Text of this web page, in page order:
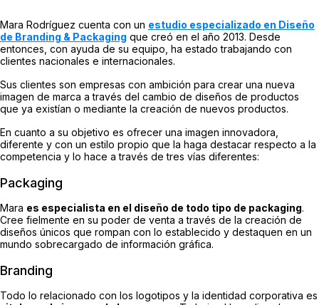
Mara Rodríguez cuenta con un estudio especializado en Diseño
de Branding & Packaging que creó en el año 2013. Desde
entonces, con ayuda de su equipo, ha estado trabajando con
clientes nacionales e internacionales.
Sus clientes son empresas con ambición para crear una nueva
imagen de marca a través del cambio de diseños de productos
que ya existían o mediante la creación de nuevos productos.
En cuanto a su objetivo es ofrecer una imagen innovadora,
diferente y con un estilo propio que la haga destacar respecto a la
competencia y lo hace a través de tres vías diferentes:
Packaging
Mara es especialista en el diseño de todo tipo de packaging.
Cree fielmente en su poder de venta a través de la creación de
diseños únicos que rompan con lo establecido y destaquen en un
mundo sobrecargado de información gráfica.
Branding
Todo lo relacionado con los logotipos y la identidad corporativa es